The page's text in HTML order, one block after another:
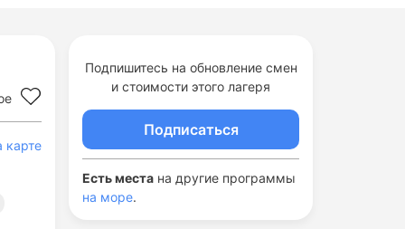
карте
Подпишитесь на обновление смен
и стоимости этого лагеря
Подписаться
Есть места на другие программы
на море.
Профориентационные лагеря на море